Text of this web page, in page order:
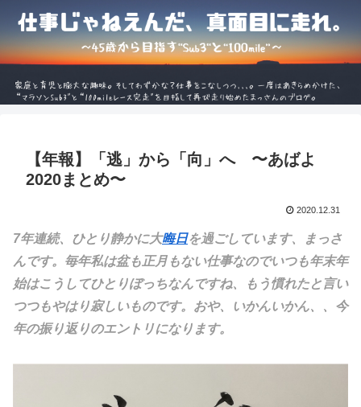
【年報】「逃」から「向」へ 〜あばよ
2020まとめ〜
2020.12.31
7年連続、ひとり静かに大晦日を過ごしています、まっさ
んです。毎年私は盆も正月もない仕事なのでいつも年末年
始はこうしてひとりぼっちなんですね、もう慣れたと言い
つつもやはり寂しいものです。おや、いかんいかん、、今
年の振り返りのエントリになります。